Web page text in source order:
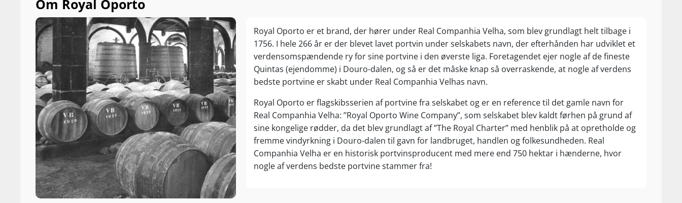
Om Royal Oporto
Royal Oporto er et brand, der hører under Real Companhia Velha, som blev grundlagt helt tilbage i
1756. I hele 266 år er der blevet lavet portvin under selskabets navn, der efterhånden har udviklet et
verdensomspændende ry for sine portvine i den øverste liga. Foretagendet ejer nogle af de fineste
Quintas (ejendomme) i Douro-dalen, og så er det måske knap så overraskende, at nogle af verdens
bedste portvine er skabt under Real Companhia Velhas navn.
Royal Oporto er flagskibsserien af portvine fra selskabet og er en reference til det gamle navn for
Real Companhia Velha: ’’Royal Oporto Wine Company’’, som selskabet blev kaldt førhen på grund af
sine kongelige rødder, da det blev grundlagt af ’’The Royal Charter’’ med henblik på at opretholde og
fremme vindyrkning i Douro-dalen til gavn for landbruget, handlen og folkesundheden. Real
Companhia Velha er en historisk portvinsproducent med mere end 750 hektar i hænderne, hvor
nogle af verdens bedste portvine stammer fra!